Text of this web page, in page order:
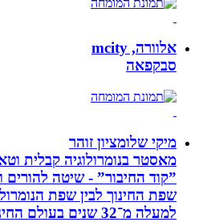
אלוורה, mcity
סבקפאה
מיקי שלומציון זוהר
מאסטר בנומרולוגיה קבלית
”קוד החיבור” - שיטה להורים
שפת החינוך לבין שפת הנומרולוגיה,
למעלה מ־32 שנים בעולם החינוך.